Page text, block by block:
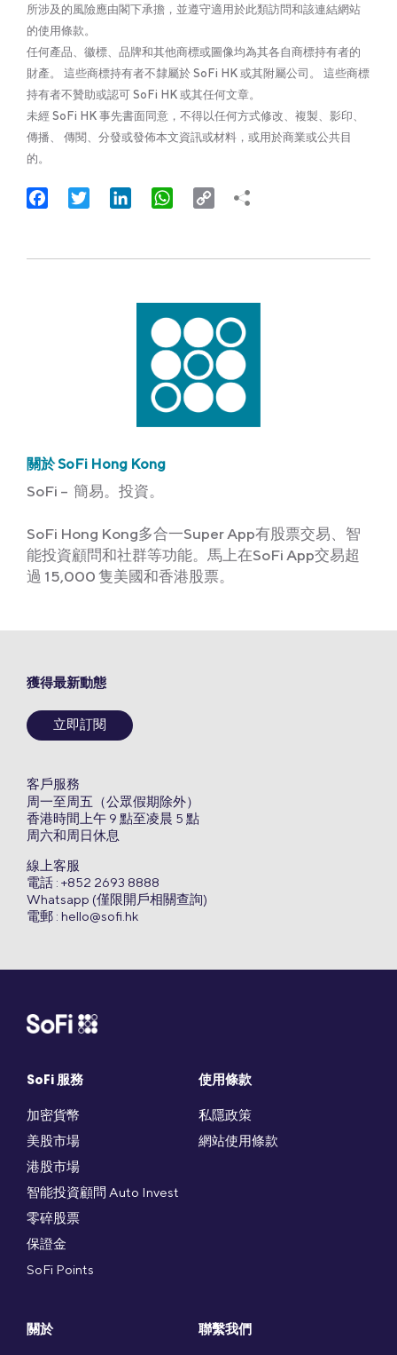
所涉及的風險應由閣下承擔，並遵守適用於此類訪問和該連結網站
的使用條款。
任何產品、徽標、品牌和其他商標或圖像均為其各自商標持有者的
財產。 這些商標持有者不隸屬於 SoFi HK 或其附屬公司。 這些商標
持有者不贊助或認可 SoFi HK 或其任何文章。
未經 SoFi HK 事先書面同意，不得以任何方式修改、複製、影印、
傳播、 傳閱、分發或發佈本文資訊或材料，或用於商業或公共目
的。
FacebookTwitter LinkedInWhatsApp
Copy
關於 SoFi Hong Kong
SoFi – 簡易。投資。
SoFi Hong Kong多合一Super App有股票交易、智
能投資顧問和社群等功能。馬上在SoFi App交易超
過 15,000 隻美國和香港股票。
SoFi 服務
加密貨幣
美股市場
港股市場
智能投資顧問 Auto Invest
零碎股票
保證金
SoFi Points
使用條款
私隱政策
網站使用條款
關於 聯繫我們
獲得最新動態
立即訂閱
客戶服務
周一至周五（公眾假期除外）
香港時間上午 9 點至凌晨 5 點
周六和周日休息
線上客服
電話 : +852 2693 8888
Whatsapp (僅限開戶相關查詢)
電郵 : hello@sofi.hk